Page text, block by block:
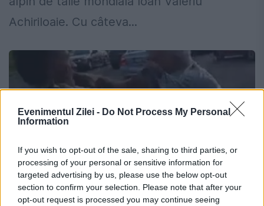
Evenimentul Zilei - Do Not Process My Personal
Information
If you wish to opt-out of the sale, sharing to third parties, or
processing of your personal or sensitive information for
targeted advertising by us, please use the below opt-out
section to confirm your selection. Please note that after your
opt-out request is processed you may continue seeing
Achiriloaie. Cu câteva...